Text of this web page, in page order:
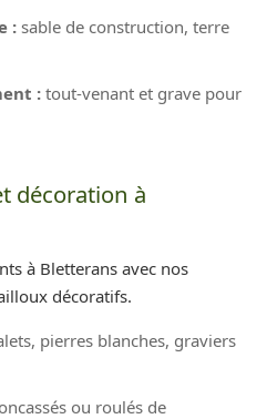
: sable de construction, terre
: tout-venant et grave pour
décoration à
à Bletterans avec nos
décoratifs.
pierres blanches, graviers
ou roulés de